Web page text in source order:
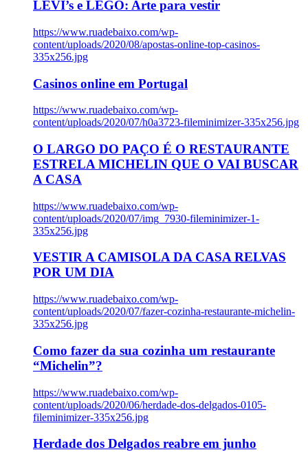
LEVI’s e LEGO: Arte para vestir
https://www.ruadebaixo.com/wp-
content/uploads/2020/08/apostas-online-top-casinos-
335x256.jpg
Casinos online em Portugal
https://www.ruadebaixo.com/wp-
content/uploads/2020/07/h0a3723-fileminimizer-335x256.jpg
O LARGO DO PAÇO É O RESTAURANTE
ESTRELA MICHELIN QUE O VAI BUSCAR
A CASA
https://www.ruadebaixo.com/wp-
content/uploads/2020/07/img_7930-fileminimizer-1-
335x256.jpg
VESTIR A CAMISOLA DA CASA RELVAS
POR UM DIA
https://www.ruadebaixo.com/wp-
content/uploads/2020/07/fazer-cozinha-restaurante-michelin-
335x256.jpg
Como fazer da sua cozinha um restaurante
“Michelin”?
https://www.ruadebaixo.com/wp-
content/uploads/2020/06/herdade-dos-delgados-0105-
fileminimizer-335x256.jpg
Herdade dos Delgados reabre em junho